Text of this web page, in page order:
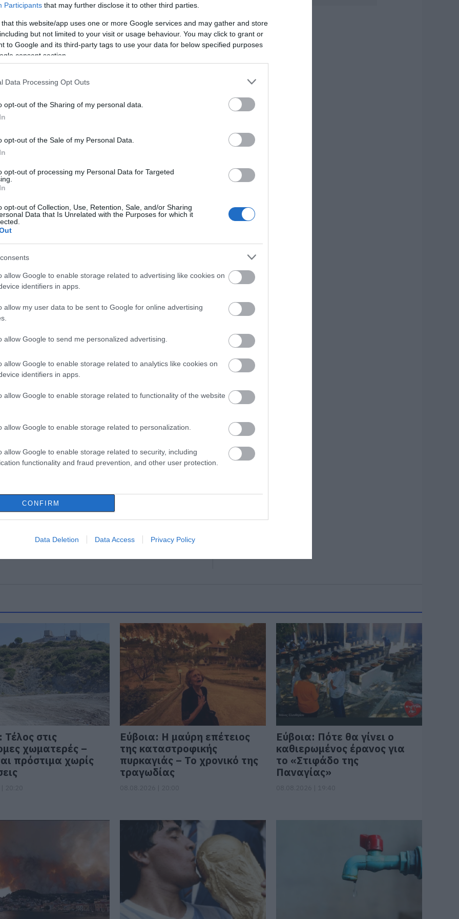
Participants that may further disclose it to other third parties.
that this website/app uses one or more Google services and may gather and store
but not limited to your visit or usage behaviour. You may click to grant or
to Google and its third-party tags to use your data for below specified purposes
consent section.
Data Processing Opt Outs
opt-out of the Sharing of my personal data.
opt-out of the Sale of my Personal Data.
opt-out of processing my Personal Data for Targeted
opt-out of Collection, Use, Retention, Sale, and/or Sharing
Data that Is Unrelated with the Purposes for which it
allow Google to enable storage related to advertising like cookies on
identifiers in apps.
allow my user data to be sent to Google for online advertising
allow Google to send me personalized advertising.
allow Google to enable storage related to analytics like cookies on
identifiers in apps.
allow Google to enable storage related to functionality of the website
allow Google to enable storage related to personalization.
allow Google to enable storage related to security, including
functionality and fraud prevention, and other user protection.
CONFIRM
Data Deletion Data Access Privacy Policy
News
Εύβοια
Τσίπρας
το
στη
Σε πελάγη ευτυχίας
φορά παππούς!
διακοπές ο
Φαγητό
Κρίση στο κόμμα
Καρυστιανού: Δύο ακόμη
καταγγέλλοντας κλειστό
παππούς!
08.08.2026 | 17:40
διακοπές στην
Εύβοια! Δείτε σε
ποια παραλία
08.08.2026 | 17:20
«Κόκκινος»
συναγερμός στην
Εύβοια: Red Code
Αυξημένη
ετοιμότητα παντού
Ρόδος: Έγραψαν
80χρονη για κράνος!
Εύβοια για τον
επιχειρηματία που
08.08.2026 | 16:20
μωράκι μόλις 8
ημερών –
ΜΕΘ Νεογνών
Τέλος στις
χωματερές –
πρόστιμα χωρίς
Εύβοια: Η μαύρη επέτειος
της καταστροφικής
πυρκαγιάς – Το χρονικό της
τραγωδίας
Εύβοια: Πότε θα γίνει ο
καθιερωμένος έρανος για
το «Στιφάδο της
Παναγίας»